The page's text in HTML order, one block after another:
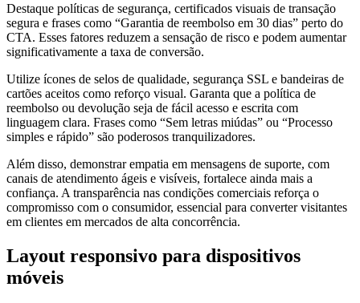
Destaque políticas de segurança, certificados visuais de transação
segura e frases como “Garantia de reembolso em 30 dias” perto do
CTA. Esses fatores reduzem a sensação de risco e podem aumentar
significativamente a taxa de conversão.
Utilize ícones de selos de qualidade, segurança SSL e bandeiras de
cartões aceitos como reforço visual. Garanta que a política de
reembolso ou devolução seja de fácil acesso e escrita com
linguagem clara. Frases como “Sem letras miúdas” ou “Processo
simples e rápido” são poderosos tranquilizadores.
Além disso, demonstrar empatia em mensagens de suporte, com
canais de atendimento ágeis e visíveis, fortalece ainda mais a
confiança. A transparência nas condições comerciais reforça o
compromisso com o consumidor, essencial para converter visitantes
em clientes em mercados de alta concorrência.
Layout responsivo para dispositivos
móveis